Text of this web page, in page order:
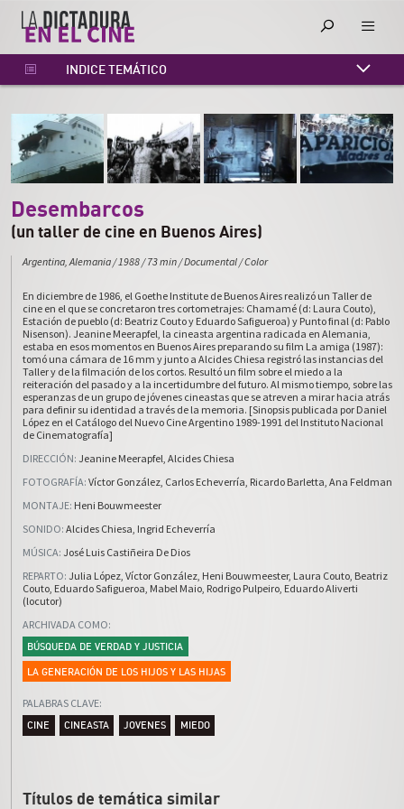
INDICE TEMÁTICO
INDICE ALFABÉTICO
Desembarcos
(un taller de cine en Buenos Aires)
En diciembre de 1986, el Goethe Institute de Buenos Aires realizó un Taller de
cine en el que se concretaron tres cortometrajes: Chamamé (d: Laura Couto),
Estación de pueblo (d: Beatriz Couto y Eduardo Safigueroa) y Punto final (d: Pablo
Nisenson). Jeanine Meerapfel, la cineasta argentina radicada en Alemania,
estaba en esos momentos en Buenos Aires preparando su film La amiga (1987):
tomó una cámara de 16 mm y junto a Alcides Chiesa registró las instancias del
Taller y de la filmación de los cortos. Resultó un film sobre el miedo a la
reiteración del pasado y a la incertidumbre del futuro. Al mismo tiempo, sobre las
esperanzas de un grupo de jóvenes cineastas que se atreven a mirar hacia atrás
para definir su identidad a través de la memoria. [Sinopsis publicada por Daniel
López en el Catálogo del Nuevo Cine Argentino 1989-1991 del Instituto Nacional
de Cinematografía]
DIRECCIÓN: Jeanine Meerapfel Alcides Chiesa
FOTOGRAFÍA: Víctor González Carlos Echeverría Ricardo Barletta Ana Feldman
MONTAJE: Heni Bouwmeester
SONIDO: Alcides Chiesa Ingrid Echeverría
MÚSICA: José Luis Castiñeira De Dios
REPARTO: Julia López Víctor González Heni Bouwmeester, Laura Couto Beatriz
Couto Eduardo Safigueroa Mabel Maio Rodrigo Pulpeiro Eduardo Aliverti
(locutor)
ARCHIVADA COMO:
BÚSQUEDA DE VERDAD Y JUSTICIA
LA GENERACIÓN DE LOS HIJOS Y LAS HIJAS
PALABRAS CLAVE:
CINE CINEASTA JOVENES MIEDO
Títulos de temática similar
Argentina, Alemania / 1988 /73 min /Documental /Color